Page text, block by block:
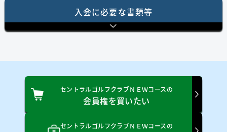
⼊会に必要な書類等
セントラルゴルフクラブＮＥＷコースの
会員権を買いたい
セントラルゴルフクラブＮＥＷコースの